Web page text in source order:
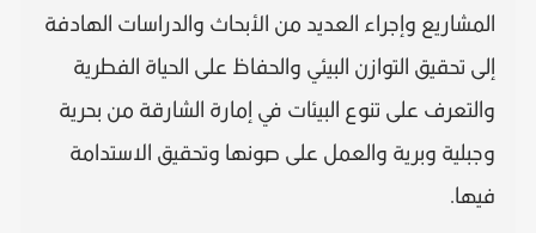
المشاريع وإجراء العديد من الأبحاث والدراسات الهادفة
إلى تحقيق التوازن البيئي والحفاظ على الحياة الفطرية
والتعرف على تنوع البيئات في إمارة الشارقة من بحرية
وجبلية وبرية والعمل على صونها وتحقيق الاستدامة
فيها.